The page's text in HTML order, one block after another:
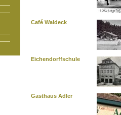
Café Waldeck
Eichendorffschule
Gasthaus Adler